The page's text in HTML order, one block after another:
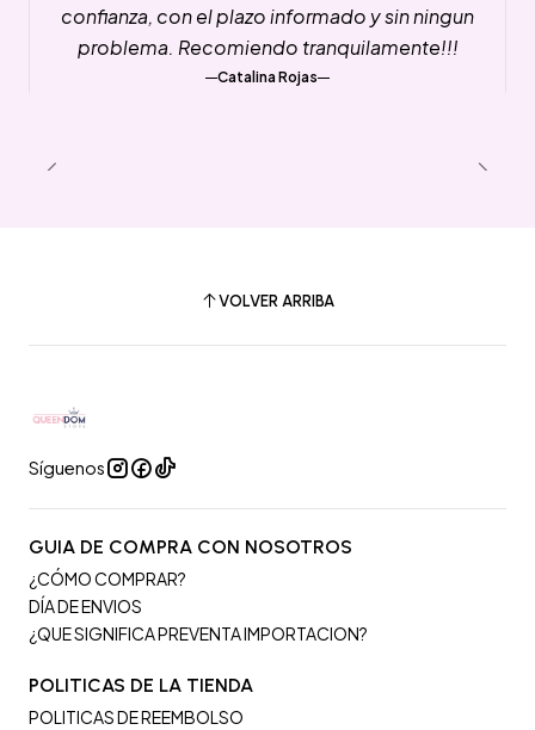
confianza, con el plazo informado y sin ningun
problema. Recomiendo tranquilamente!!!
Catalina Rojas
VOLVER ARRIBA
Síguenos
GUIA DE COMPRA CON NOSOTROS
¿CÓMO COMPRAR?
DÍA DE ENVIOS
¿QUE SIGNIFICA PREVENTA IMPORTACION?
POLITICAS DE LA TIENDA
POLITICAS DE REEMBOLSO